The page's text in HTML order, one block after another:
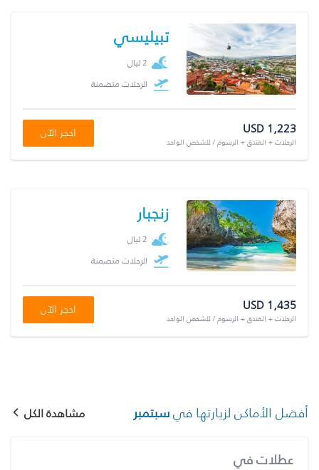
تبيليسي
2 ليال
الرحلات متضمنة
USD 1,223
الرحلات + الفندق + الرسوم / للشخص الواحد
احجز الآن
زنجبار
2 ليال
الرحلات متضمنة
USD 1,435
الرحلات + الفندق + الرسوم / للشخص الواحد
احجز الآن
أفضل الأماكن لزيارتها فيسبتمبر مشاهدة الكل
عطلات في